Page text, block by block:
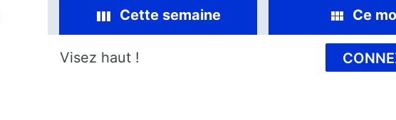
Cette semaine Ce
Visez haut !